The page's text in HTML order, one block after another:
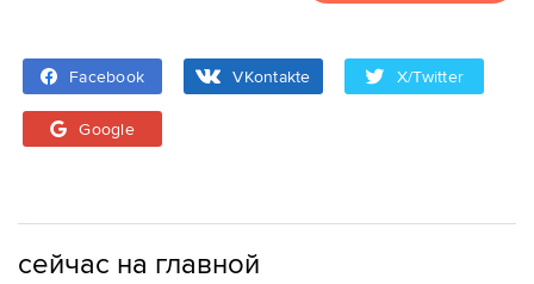
Facebook VKontakte X/Twitter
Google
сейчас на главной